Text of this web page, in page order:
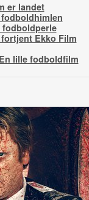
er landet
Ekko Film
lille fodboldfilm